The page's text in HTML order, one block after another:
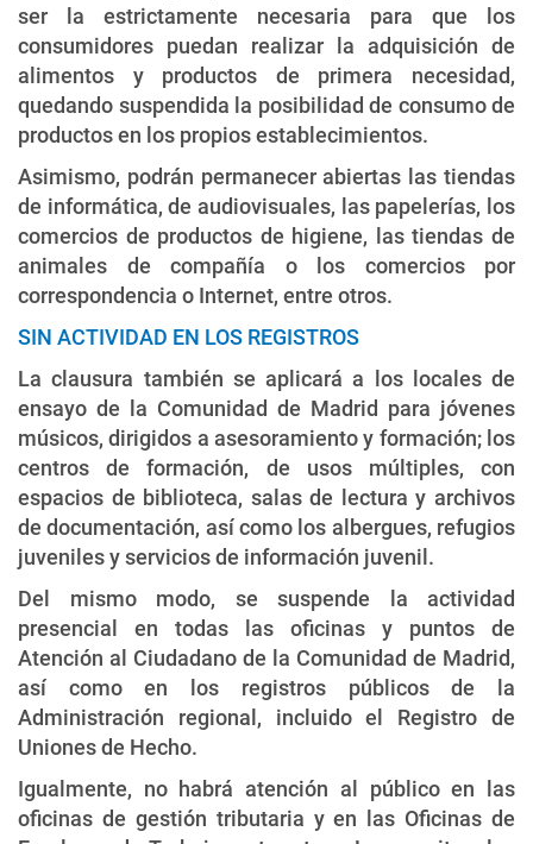
ser la estrictamente necesaria para que los
consumidores puedan realizar la adquisición de
alimentos y productos de primera necesidad,
quedando suspendida la posibilidad de consumo de
productos en los propios establecimientos.
Asimismo, podrán permanecer abiertas las tiendas
de informática, de audiovisuales, las papelerías, los
comercios de productos de higiene, las tiendas de
animales de compañía o los comercios por
correspondencia o Internet, entre otros.
SIN ACTIVIDAD EN LOS REGISTROS
La clausura también se aplicará a los locales de
ensayo de la Comunidad de Madrid para jóvenes
músicos, dirigidos a asesoramiento y formación; los
centros de formación, de usos múltiples, con
espacios de biblioteca, salas de lectura y archivos
de documentación, así como los albergues, refugios
juveniles y servicios de información juvenil.
Del mismo modo, se suspende la actividad
presencial en todas las oficinas y puntos de
Atención al Ciudadano de la Comunidad de Madrid,
así como en los registros públicos de la
Administración regional, incluido el Registro de
Uniones de Hecho.
Igualmente, no habrá atención al público en las
oficinas de gestión tributaria y en las Oficinas de